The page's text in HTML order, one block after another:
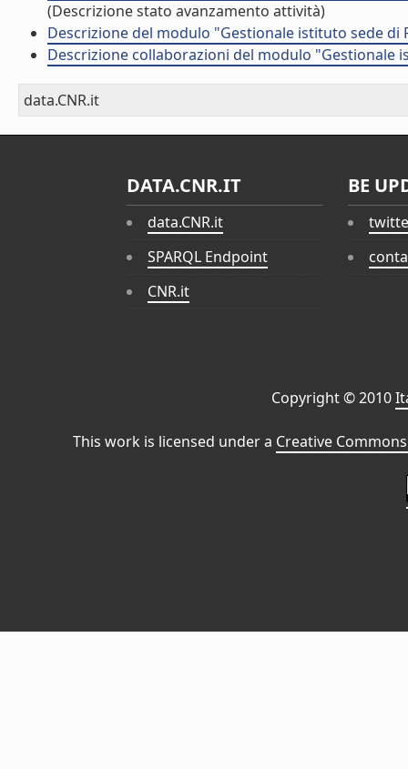
(Descrizione stato avanzamento attività)
Descrizione del modulo "Gestionale istituto sede di
Descrizione collaborazioni del modulo "Gestionale
data.CNR.it
DATA.CNR.IT
data.CNR.it
SPARQL Endpoint
CNR.it
BE
Copyright © 2010
This work is licensed under a Creative